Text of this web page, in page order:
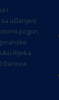
i
učlanjeni
pogon,
Rijeka
članova.